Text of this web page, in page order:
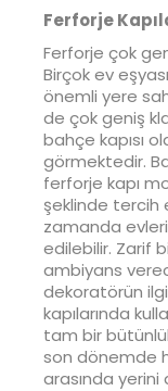
Ferforje
Ferforje çok
Birçok ev
önemli yere
de çok geniş
bahçe kapısı
görmektedir.
ferforje kapı
şeklinde tercih
zamanda
edilebilir. Zarif
ambiyans
dekoratörün
kapılarında
tam bir
son dönemde
arasında yerini